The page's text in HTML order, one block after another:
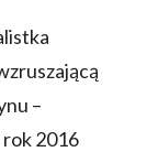
–
2016